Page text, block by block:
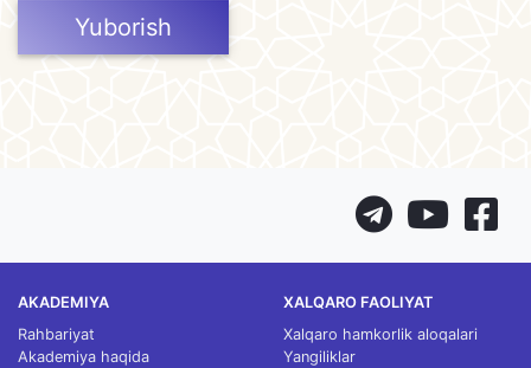
Yuborish
AKADEMIYA
Rahbariyat
Akademiya haqida
XALQARO FAOLIYAT
Xalqaro hamkorlik aloqalari
Yangiliklar